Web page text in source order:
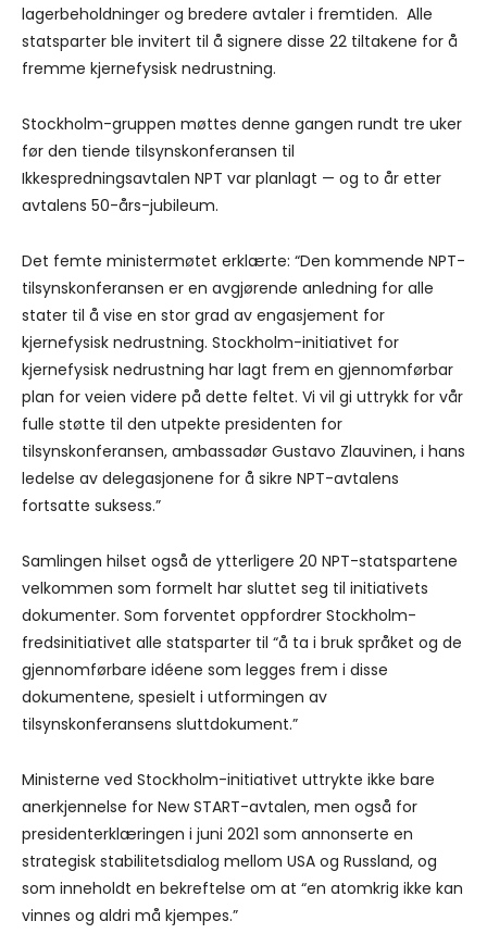
lagerbeholdninger og bredere avtaler i fremtiden. Alle
statsparter ble invitert til å signere disse 22 tiltakene for å
fremme kjernefysisk nedrustning.
Stockholm-gruppen møttes denne gangen rundt tre uker
før den tiende tilsynskonferansen til
Ikkespredningsavtalen NPT var planlagt — og to år etter
avtalens 50-års-jubileum.
Det femte ministermøtet erklærte: “Den kommende NPT-
tilsynskonferansen er en avgjørende anledning for alle
stater til å vise en stor grad av engasjement for
kjernefysisk nedrustning. Stockholm-initiativet for
kjernefysisk nedrustning har lagt frem en gjennomførbar
plan for veien videre på dette feltet. Vi vil gi uttrykk for vår
fulle støtte til den utpekte presidenten for
tilsynskonferansen, ambassadør Gustavo Zlauvinen, i hans
ledelse av delegasjonene for å sikre NPT-avtalens
fortsatte suksess.”
Samlingen hilset også de ytterligere 20 NPT-statspartene
velkommen som formelt har sluttet seg til initiativets
dokumenter. Som forventet oppfordrer Stockholm-
fredsinitiativet alle statsparter til “å ta i bruk språket og de
gjennomførbare idéene som legges frem i disse
dokumentene, spesielt i utformingen av
tilsynskonferansens sluttdokument.”
Ministerne ved Stockholm-initiativet uttrykte ikke bare
anerkjennelse for New START-avtalen, men også for
presidenterklæringen i juni 2021 som annonserte en
strategisk stabilitetsdialog mellom USA og Russland, og
som inneholdt en bekreftelse om at “en atomkrig ikke kan
vinnes og aldri må kjempes.”